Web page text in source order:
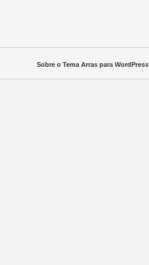
Sobre o Tema Arras para WordPress